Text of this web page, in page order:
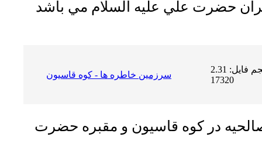
سرزمين خاطره ها - كوه قاسيون
حجم فایل: 2.31 MB | دریافت ها:
17320
صالحيه در كوه قاسيون و مقبره حضرت